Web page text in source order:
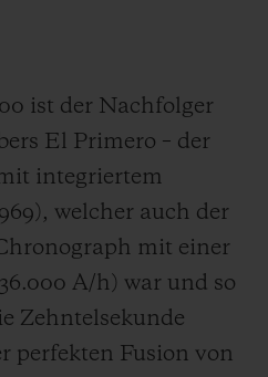
ist der Nachfolger
El Primero – der
integriertem
welcher auch der
mit einer
A/h ) war und so
Zehntelsekunde
perfekten Fusion von